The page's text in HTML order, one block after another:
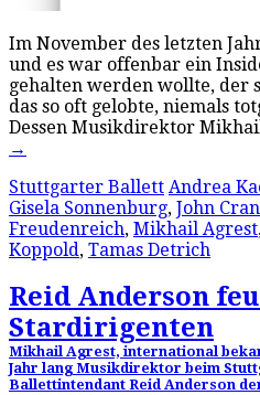
Im November des letzten
und es war offenbar ein
gehalten werden wollte, der
das so oft gelobte, niemals
Dessen Musikdirektor
→
Stuttgarter Ballett Andrea
Gisela Sonnenburg, John
Freudenreich, Mikhail Agrest,
Koppold, Tamas Detrich
Reid Anderson
Stardirigenten
Mikhail Agrest, international
Jahr lang Musikdirektor beim
Ballettintendant Reid Anderson